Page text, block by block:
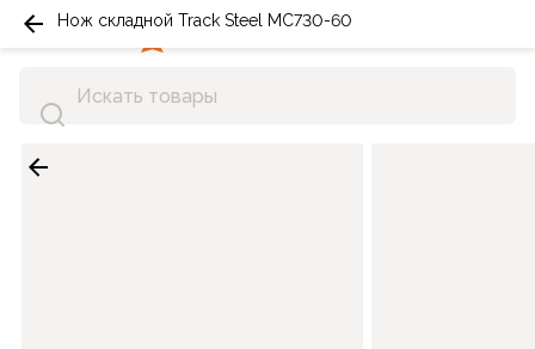
Нож складной Track Steel MC730-60